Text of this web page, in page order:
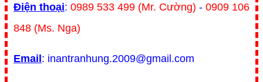
Điện thoại: 0989 533 499 (Mr. Cường) - 0909 106
848 (Ms. Nga)
Email: inantranhung.2009@gmail.com